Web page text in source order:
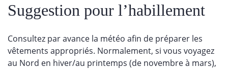
Suggestion pour l’habillement
Consultez par avance la météo afin de préparer les
vêtements appropriés. Normalement, si vous voyagez
au Nord en hiver/au printemps (de novembre à mars),